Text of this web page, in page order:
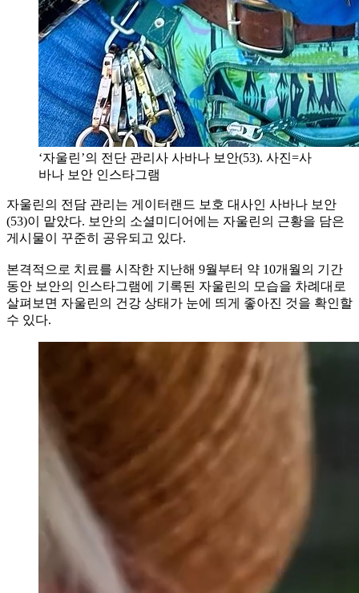
‘자울린’의 전단 관리사 사바나 보안(53). 사진=사
바나 보안 인스타그램
자울린의 전담 관리는 게이터랜드 보호 대사인 사바나 보안
(53)이 맡았다. 보안의 소셜미디어에는 자울린의 근황을 담은
게시물이 꾸준히 공유되고 있다.
본격적으로 치료를 시작한 지난해 9월부터 약 10개월의 기간
동안 보안의 인스타그램에 기록된 자울린의 모습을 차례대로
살펴보면 자울린의 건강 상태가 눈에 띄게 좋아진 것을 확인할
수 있다.